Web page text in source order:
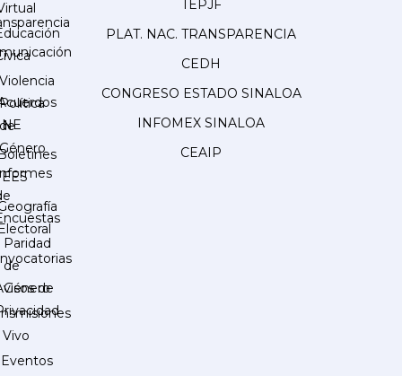
de
Violencia
Política
de
Género
Paridad
de
Género
Eventos
TEPJF
PLAT. NAC. TRANSPARENCIA
CEDH
CONGRESO ESTADO SINALOA
INFOMEX SINALOA
CEAIP